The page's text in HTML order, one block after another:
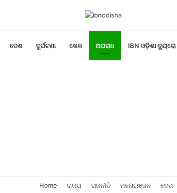
ଦେଶ ଦୁର୍ଘଟଣା ଖେଳ ଅପରାଧ IBN ଓଡ଼ିଶା ବ୍ୟୁରୋ
Home ରାଜ୍ୟ ରାଜନୀତି ମନୋରଞ୍ଜନ ଦେଶ